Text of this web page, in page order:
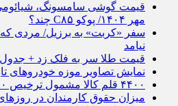
مهر ۱۴۰۴/ پوکو C۸۵ چند؟
سفر «کربت» به برزیل/ مردی
نیامد
قیمت طلا سر به فلک زد + جدول (۸
نمایش تصاویر موزه خودروهای
۴۴۰۰ قلم کالا مشمول ترخیص ۹۰ درصدی شد
میزان حقوق کارمندان در